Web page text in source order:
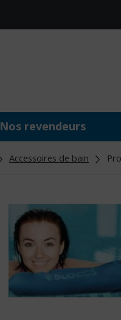
Nos revendeurs
Accessoires de bain